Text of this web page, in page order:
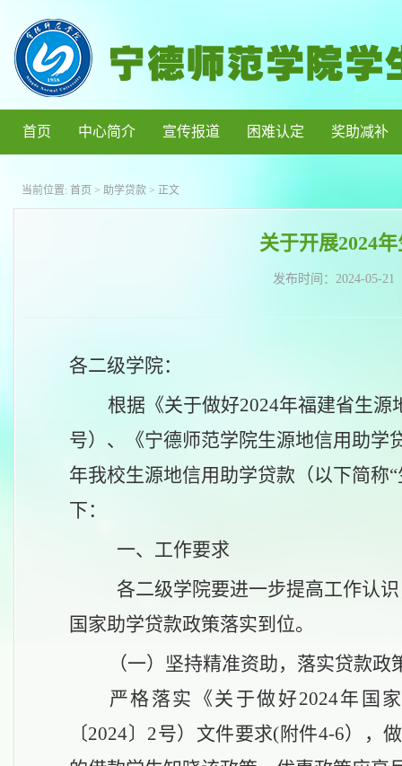
首页 中心简介 宣传报道 困难认定 奖助减补
当前位置: 首页 > 助学贷款 > 正文
关于开展2024
发布时间： 2024-05-21
各二级学院：
根据《关于做好2024年福建省生源
号）、《宁德师范学院生源地信用助学
年我校生源地信用助学贷款 （以下简称
下：
一、 工作要求
各二级学院要进一步提高工作认
国家助学贷款政策落实到位。
（一） 坚持精准资助，落实贷款政
严格落实《关于做好2024年国
〔2024〕2号）文件要求(附件4-6）